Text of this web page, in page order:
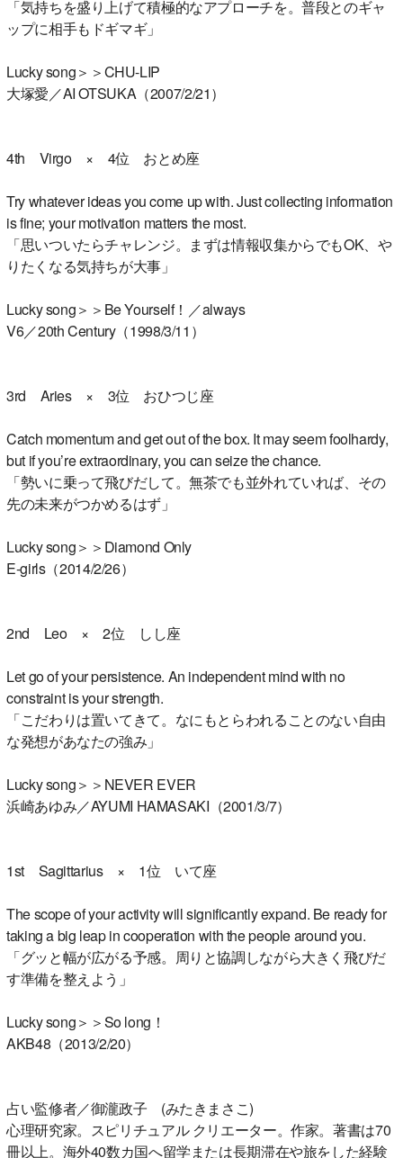
「気持ちを盛り上げて積極的なアプローチを。普段とのギャ
ップに相手もドギマギ」
Lucky song＞＞CHU-LIP
大塚愛／AI OTSUKA（2007/2/21）
4th Virgo × 4位 おとめ座
Try whatever ideas you come up with. Just collecting information
is fine; your motivation matters the most.
「思いついたらチャレンジ。まずは情報収集からでもOK、や
りたくなる気持ちが大事」
Lucky song＞＞Be Yourself！／always
V6／20th Century（1998/3/11）
3rd Aries × 3位 おひつじ座
Catch momentum and get out of the box. It may seem foolhardy,
but if you’re extraordinary, you can seize the chance.
「勢いに乗って飛びだして。無茶でも並外れていれば、その
先の未来がつかめるはず」
Lucky song＞＞Diamond Only
E-girls（2014/2/26）
2nd Leo × 2位 しし座
Let go of your persistence. An independent mind with no
constraint is your strength.
「こだわりは置いてきて。なにもとらわれることのない自由
な発想があなたの強み」
Lucky song＞＞NEVER EVER
浜崎あゆみ／AYUMI HAMASAKI（2001/3/7）
1st Sagittarius × 1位 いて座
The scope of your activity will significantly expand. Be ready for
taking a big leap in cooperation with the people around you.
「グッと幅が広がる予感。周りと協調しながら大きく飛びだ
す準備を整えよう」
Lucky song＞＞So long！
AKB48（2013/2/20）
占い監修者／御瀧政子 (みたきまさこ)
心理研究家。スピリチュアル クリエーター。作家。著書は70
冊以上。海外40数カ国へ留学または長期滞在や旅をした経験